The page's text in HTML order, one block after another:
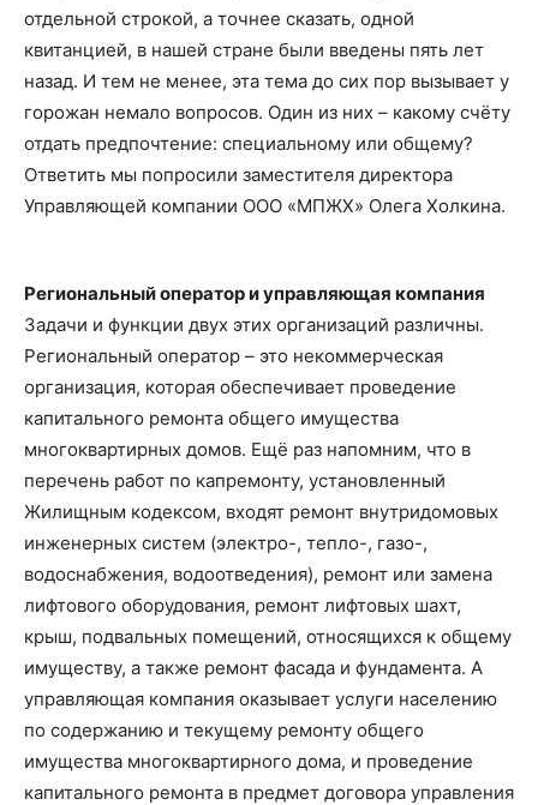
отдельной строкой, а точнее сказать, одной
квитанцией, в нашей стране были введены пять лет
назад. И тем не менее, эта тема до сих пор вызывает у
горожан немало вопросов. Один из них – какому счёту
отдать предпочтение: специальному или общему?
Ответить мы попросили заместителя директора
Управляющей компании ООО «МПЖХ» Олега Холкина.
Региональный оператор и управляющая компания
Задачи и функции двух этих организаций различны.
Региональный оператор – это некоммерческая
организация, которая обеспечивает проведение
капитального ремонта общего имущества
многоквартирных домов. Ещё раз напомним, что в
перечень работ по капремонту, установленный
Жилищным кодексом, входят ремонт внутридомовых
инженерных систем (электро-, тепло-, газо-,
водоснабжения, водоотведения), ремонт или замена
лифтового оборудования, ремонт лифтовых шахт,
крыш, подвальных помещений, относящихся к общему
имуществу, а также ремонт фасада и фундамента. А
управляющая компания оказывает услуги населению
по содержанию и текущему ремонту общего
имущества многоквартирного дома, и проведение
капитального ремонта в предмет договора управления